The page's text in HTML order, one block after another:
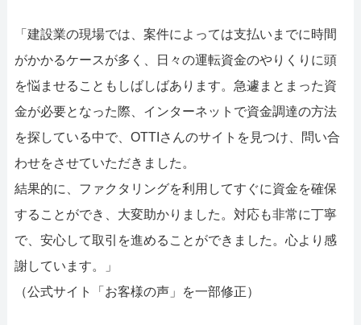
「建設業の現場では、案件によっては支払いまでに時間
がかかるケースが多く、日々の運転資金のやりくりに頭
を悩ませることもしばしばあります。急遽まとまった資
金が必要となった際、インターネットで資金調達の方法
を探している中で、OTTIさんのサイトを見つけ、問い合
わせをさせていただきました。
結果的に、ファクタリングを利用してすぐに資金を確保
することができ、大変助かりました。対応も非常に丁寧
で、安心して取引を進めることができました。心より感
謝しています。」
（公式サイト「お客様の声」を一部修正）